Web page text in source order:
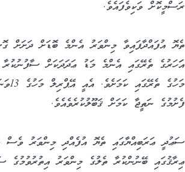
ރަސްމީކޮށް ވަކިވެފައެވެ.
ތެޔޮ އުފައްދާފައިވާ މިންވަރު އެންމެ ބޮޑަށް ދަށަށް
އަަހަރުގެ ތެރޭގައި އެންމެ މަޑު ޢަދަދަކަށް
ފެށުމުގެ ނަތީޖާ ކަމަށް ޤަބޫލުކުރެވެއެވެ.
ސަޢުދީ ޢަރަބިއްޔާގައި ތެޔޮ އުފެއްދި މިންވަރު
ޢިރާޤުގައި ބޭނުންކުރާ ތެލުގެ މިންވަރު